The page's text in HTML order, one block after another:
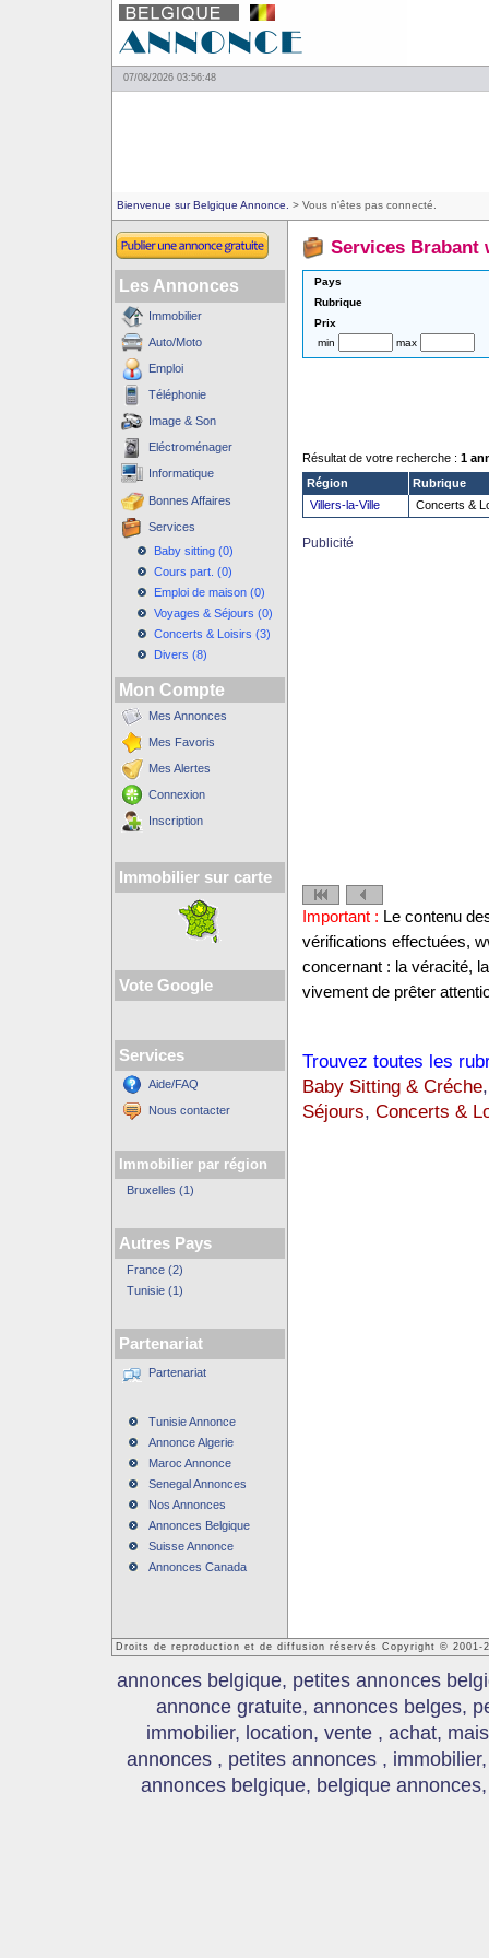
07/08/2026 03:56:48
Bienvenue sur Belgique Annonce. > Vous n'êtes pas connecté.
Les Annonces
Immobilier
Auto/Moto
Emploi
Téléphonie
Image & Son
Eléctroménager
Informatique
Bonnes Affaires
Services
Baby sitting (0)
Cours part. (0)
Emploi de maison (0)
Voyages & Séjours (0)
Concerts & Loisirs (3)
Divers (8)
Mon Compte
Mes Annonces
Mes Favoris
Mes Alertes
Connexion
Inscription
Immobilier sur carte
Vote Google
Services
Aide/FAQ
Nous contacter
Immobilier par région
Bruxelles (1)
Autres Pays
France (2)
Tunisie (1)
Partenariat
Partenariat
Tunisie Annonce
Annonce Algerie
Maroc Annonce
Senegal Annonces
Nos Annonces
Annonces Belgique
Suisse Annonce
Annonces Canada
Services Brabant
Pays
Rubrique
Prix
min
max
Résultat de votre recherche : 1
Région
Rubrique
Villers-la-Ville
Concerts &
Publicité
Important : Le contenu
vérifications effectuées,
concernant : la véracité,
vivement de prêter
Trouvez toutes les
Baby Sitting & Créche
Séjours, Concerts &
Droits de reproduction et de diffusion réservés Copyright © 2001-
annonces belgique, petites annonces
annonce gratuite, annonces belges,
immobilier, location, vente , achat,
annonces , petites annonces ,
annonces belgique, belgique